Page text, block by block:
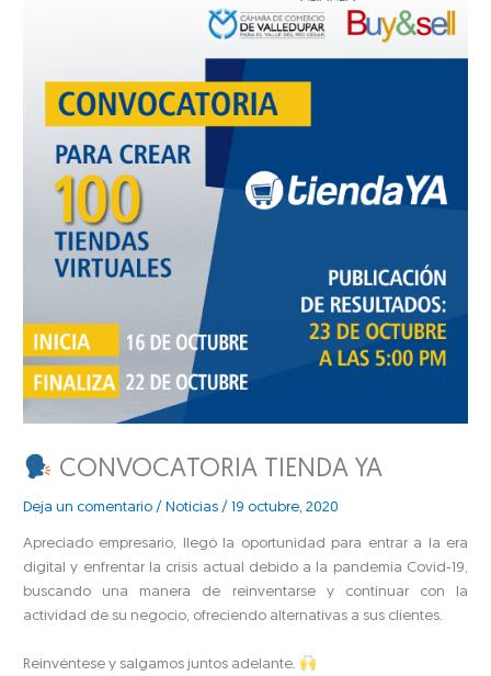
CONVOCATORIA TIENDA YA
Deja un comentario / Noticias /19 octubre, 2020
Apreciado empresario, llegó la oportunidad para entrar a la era
digital y enfrentar la crisis actual debido a la pandemia Covid-19,
buscando una manera de reinventarse y continuar con la
actividad de su negocio, ofreciendo alternativas a sus clientes.
Reinvéntese y salgamos juntos adelante.